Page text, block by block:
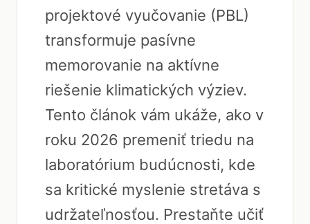
projektové vyučovanie (PBL)
transformuje pasívne
memorovanie na aktívne
riešenie klimatických výziev.
Tento článok vám ukáže, ako v
roku 2026 premeniť triedu na
laboratórium budúcnosti, kde
sa kritické myslenie stretáva s
udržateľnosťou. Prestaňte učiť